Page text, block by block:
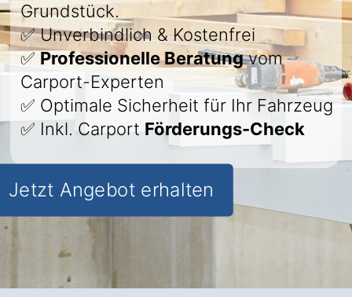
Grundstück.
✅ Unverbindlich & Kostenfrei
✅Professionelle Beratungvom
Carport-Experten
✅ Optimale Sicherheit für Ihr Fahrzeug
✅ Inkl. Carport Förderungs-Check
Jetzt Angebot erhalten